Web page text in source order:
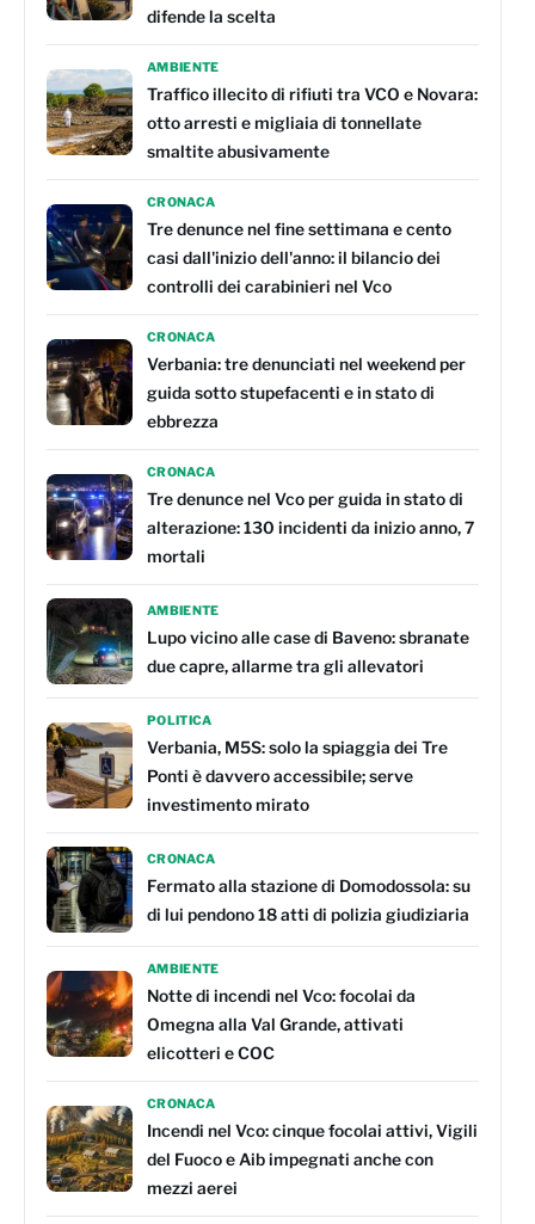
difende la scelta
AMBIENTE
Traffico illecito di rifiuti tra VCO e Novara:
otto arresti e migliaia di tonnellate
smaltite abusivamente
CRONACA
Tre denunce nel fine settimana e cento
casi dall'inizio dell'anno: il bilancio dei
controlli dei carabinieri nel Vco
CRONACA
Verbania: tre denunciati nel weekend per
guida sotto stupefacenti e in stato di
ebbrezza
CRONACA
Tre denunce nel Vco per guida in stato di
alterazione: 130 incidenti da inizio anno, 7
mortali
AMBIENTE
Lupo vicino alle case di Baveno: sbranate
due capre, allarme tra gli allevatori
POLITICA
Verbania, M5S: solo la spiaggia dei Tre
Ponti è davvero accessibile; serve
investimento mirato
CRONACA
Fermato alla stazione di Domodossola: su
di lui pendono 18 atti di polizia giudiziaria
AMBIENTE
Notte di incendi nel Vco: focolai da
Omegna alla Val Grande, attivati
elicotteri e COC
CRONACA
Incendi nel Vco: cinque focolai attivi, Vigili
del Fuoco e Aib impegnati anche con
mezzi aerei